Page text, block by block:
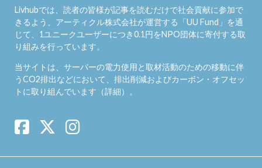
Livhubでは、読者の皆様が記事を読むだけで社会貢献に参加で
きるよう、アーティクル株式会社が運営する「UU Fund 」を通
じて、1ユニークユーザーにつき0.1円をNPO団体に寄付する取
り組みを行っています。
当サイトは、サーバーの電力使用と取材活動のための移動に伴
うCO2排出などにおいて、排出削減およびカーボン・オフセッ
トに取り組んでいます（詳細）。